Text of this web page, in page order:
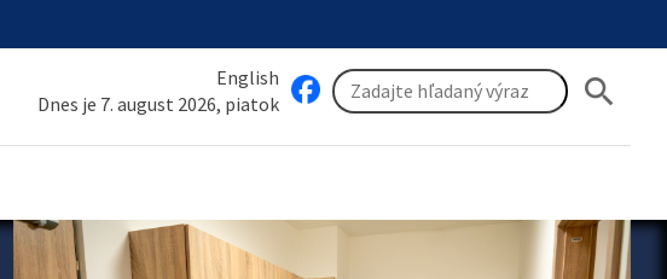
English
Dnes je 7. august 2026, piatok
search